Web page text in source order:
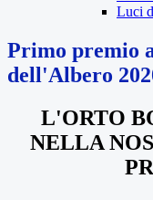
Luci
Primo premio
dell'Albero
L'ORTO
NELLA